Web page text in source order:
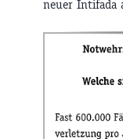
neuer Intifada